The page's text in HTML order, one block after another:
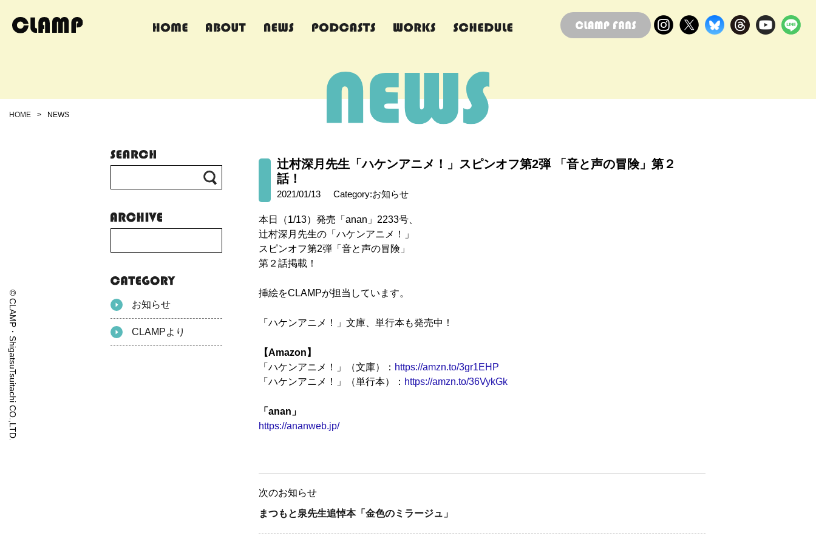
HOME > NEWS
© CLAMP・ShigatsuTsuitachi CO.,LTD.
辻村深月先生「ハケンアニメ！」スピンオフ第2弾 「音と声の冒険」第２
話！
2021/01/13 Category:お知らせ
本日（1/13）発売「anan」2233号、
辻村深月先生の「ハケンアニメ！」
スピンオフ第2弾「音と声の冒険」
第２話掲載！
挿絵をCLAMPが担当しています。
「ハケンアニメ！」文庫、単行本も発売中！
【Amazon】
「ハケンアニメ！」（文庫）： https://amzn.to/3gr1EHP
「ハケンアニメ！」（単行本）： https://amzn.to/36VykGk
「anan」
https://ananweb.jp/
次のお知らせ
まつもと泉先生追悼本「金色のミラージュ」
お知らせ
CLAMPより